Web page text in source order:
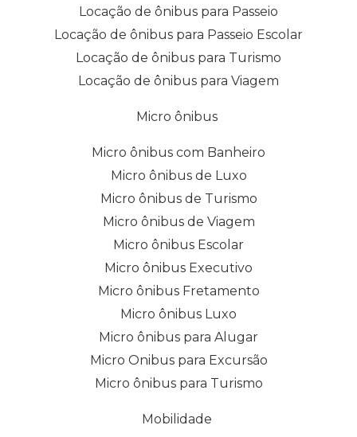
Locação de ônibus para Passeio
Locação de ônibus para Passeio Escolar
Locação de ônibus para Turismo
Locação de ônibus para Viagem
Micro ônibus
Micro ônibus com Banheiro
Micro ônibus de Luxo
Micro ônibus de Turismo
Micro ônibus de Viagem
Micro ônibus Escolar
Micro ônibus Executivo
Micro ônibus Fretamento
Micro ônibus Luxo
Micro ônibus para Alugar
Micro Onibus para Excursão
Micro ônibus para Turismo
Mobilidade